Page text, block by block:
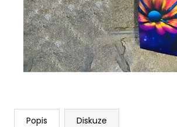
Popis Diskuze
1 490 Kč